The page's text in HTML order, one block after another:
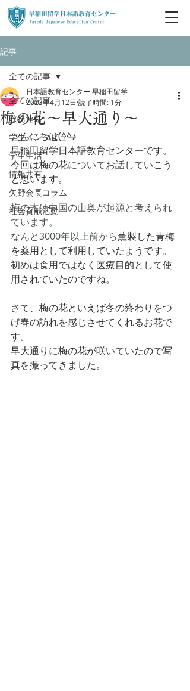
記事
全ての記事
教務連絡
学生インタビュー
学生生活
情報共有
矢野会長コラム
社会貢献活動
全ての記事
梅の花～早大通り～
日本語教育センター 早稲田留学
2023年4月12日 読了時間: 1分
こんにちは(^^♪
早稲田留学日本語教育センターです。
今回は梅の花についてお話していこう
と思います。
梅の木は中国の山奥が起源と考えられ
ています。
なんと3000年以上前から薫製した青梅
を薬用として利用していたようです。
初めは食用ではなく医療目的として使
用されていたのですね。
さて、梅の花といえば冬の終わりをつ
げ春の訪れを感じさせてくれるお花で
す。
早大通りに梅の花が咲いていたので写
真を撮ってきました。